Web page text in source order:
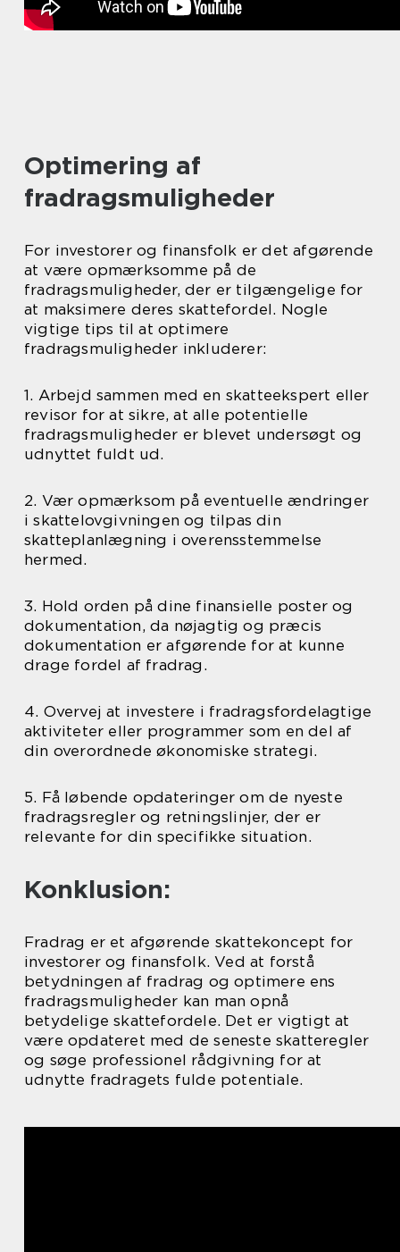
Optimering af
fradragsmuligheder
For investorer og finansfolk er det afgørende
at være opmærksomme på de
fradragsmuligheder, der er tilgængelige for
at maksimere deres skattefordel. Nogle
vigtige tips til at optimere
fradragsmuligheder inkluderer:
1. Arbejd sammen med en skatteekspert eller
revisor for at sikre, at alle potentielle
fradragsmuligheder er blevet undersøgt og
udnyttet fuldt ud.
2. Vær opmærksom på eventuelle ændringer
i skattelovgivningen og tilpas din
skatteplanlægning i overensstemmelse
hermed.
3. Hold orden på dine finansielle poster og
dokumentation, da nøjagtig og præcis
dokumentation er afgørende for at kunne
drage fordel af fradrag.
4. Overvej at investere i fradragsfordelagtige
aktiviteter eller programmer som en del af
din overordnede økonomiske strategi.
5. Få løbende opdateringer om de nyeste
fradragsregler og retningslinjer, der er
relevante for din specifikke situation.
Konklusion:
Fradrag er et afgørende skattekoncept for
investorer og finansfolk. Ved at forstå
betydningen af fradrag og optimere ens
fradragsmuligheder kan man opnå
betydelige skattefordele. Det er vigtigt at
være opdateret med de seneste skatteregler
og søge professionel rådgivning for at
udnytte fradragets fulde potentiale.